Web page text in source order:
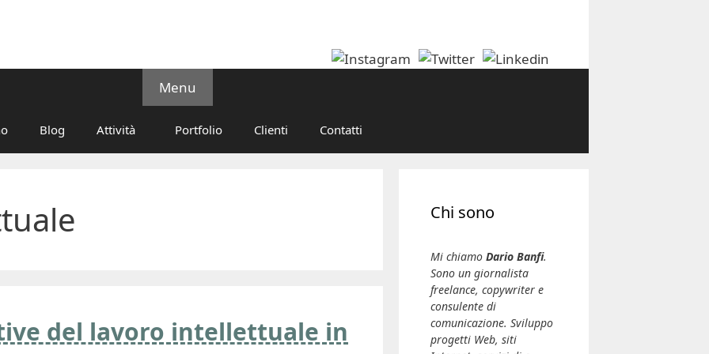
Menu
Blog Attività Portfolio Clienti Contatti
del lavoro intellettuale in
Chi sono
Mi chiamo Dario Banfi.
Sono un giornalista
freelance, copywriter e
consulente di
comunicazione. Sviluppo
progetti Web, siti